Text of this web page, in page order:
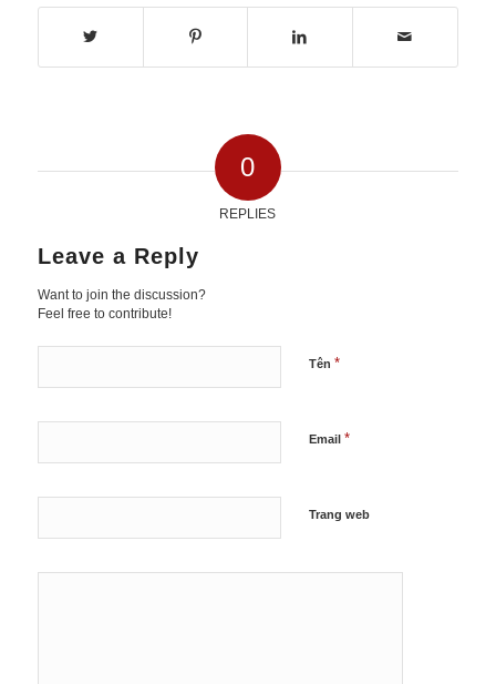
0
REPLIES
Leave a Reply
Want to join the discussion?
Feel free to contribute!
Tên *
Email *
Trang web